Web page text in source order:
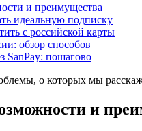
и преимущества
идеальную подписку
с российской карты
обзор способов
SanPay: пошагово
о которых мы
и